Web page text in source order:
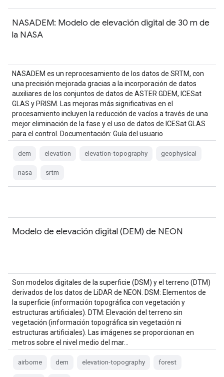
NASADEM: Modelo de elevación digital de 30 m de
la NASA
NASADEM es un reprocesamiento de los datos de SRTM, con
una precisión mejorada gracias a la incorporación de datos
auxiliares de los conjuntos de datos de ASTER GDEM, ICESat
GLAS y PRISM. Las mejoras más significativas en el
procesamiento incluyen la reducción de vacíos a través de una
mejor eliminación de la fase y el uso de datos de ICESat GLAS
para el control. Documentación: Guía del usuario
dem elevation elevation-topography geophysical
nasa srtm
Modelo de elevación digital (DEM) de NEON
Son modelos digitales de la superficie (DSM) y el terreno (DTM)
derivados de los datos de LiDAR de NEON. DSM: Elementos de
la superficie (información topográfica con vegetación y
estructuras artificiales). DTM: Elevación del terreno sin
vegetación (información topográfica sin vegetación ni
estructuras artificiales). Las imágenes se proporcionan en
metros sobre el nivel medio del mar…
airborne dem elevation-topography forest